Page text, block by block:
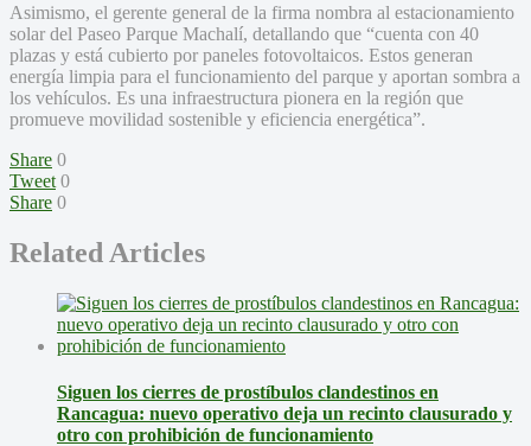
Asimismo, el gerente general de la firma nombra al estacionamiento
solar del Paseo Parque Machalí, detallando que “cuenta con 40
plazas y está cubierto por paneles fotovoltaicos. Estos generan
energía limpia para el funcionamiento del parque y aportan sombra a
los vehículos. Es una infraestructura pionera en la región que
promueve movilidad sostenible y eficiencia energética”.
Share 0
Tweet 0
Share 0
Related Articles
Siguen los cierres de prostíbulos clandestinos en
Rancagua: nuevo operativo deja un recinto clausurado y
otro con prohibición de funcionamiento